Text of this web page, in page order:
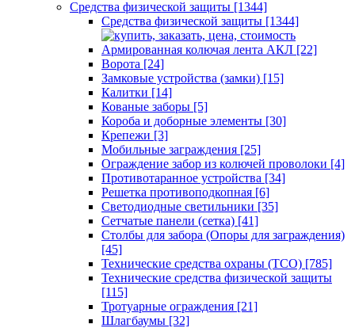
Средства физической защиты [1344]
Средства физической защиты [1344]
Армированная колючая лента АКЛ [22]
Ворота [24]
Замковые устройства (замки) [15]
Калитки [14]
Кованые заборы [5]
Короба и доборные элементы [30]
Крепежи [3]
Мобильные заграждения [25]
Ограждение забор из колючей проволоки [4]
Противотаранное устройства [34]
Решетка противоподкопная [6]
Светодиодные светильники [35]
Сетчатые панели (сетка) [41]
Столбы для забора (Опоры для заграждения)
[45]
Технические средства охраны (ТСО) [785]
Технические средства физической защиты
[115]
Тротуарные ограждения [21]
Шлагбаумы [32]